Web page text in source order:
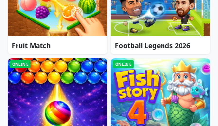
Fruit Match Football Legends 2026
ONLINE ONLINE